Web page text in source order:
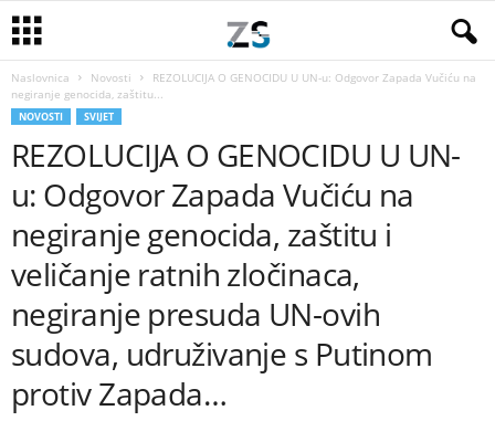
Naslovnica Novosti
REZOLUCIJA O GENOCIDU U UN-u: Odgovor Zapada Vučiću na
negiranje genocida, zaštitu...
NOVOSTI SVIJET
REZOLUCIJA O GENOCIDU U UN-
u: Odgovor Zapada Vučiću na
negiranje genocida, zaštitu i
veličanje ratnih zločinaca,
negiranje presuda UN-ovih
sudova, udruživanje s Putinom
protiv Zapada…